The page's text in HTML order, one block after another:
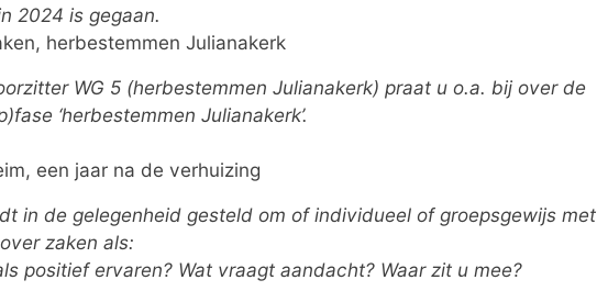
2024 is gegaan.
herbestemmen Julianakerk
WG 5 (herbestemmen Julianakerk) praat u o.a. bij over de
‘herbestemmen Julianakerk’.
een jaar na de verhuizing
in de gelegenheid gesteld om of individueel of groepsgewijs met
zaken als:
positief ervaren? Wat vraagt aandacht? Waar zit u mee?